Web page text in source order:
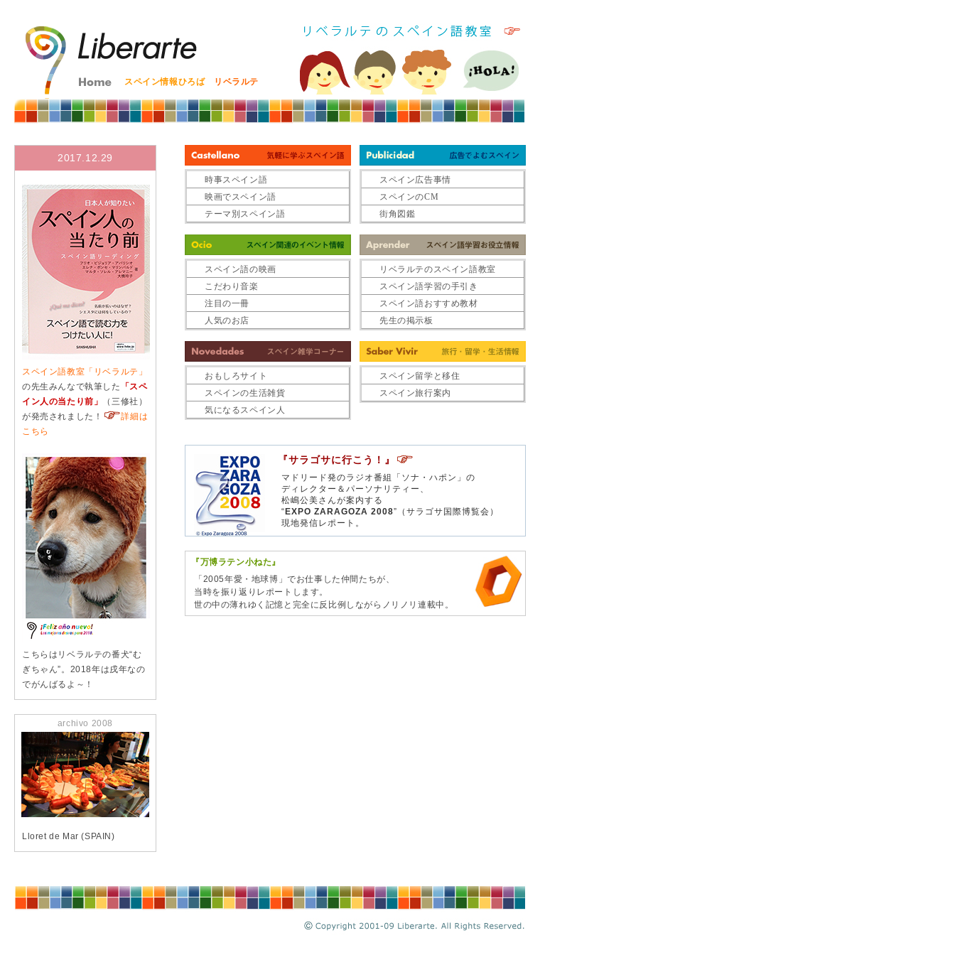
スペイン情報ひろば リベラルテ
時事スペイン語
映画でスペイン語
テーマ別スペイン語
スペイン広告事情
スペインのCM
街角図鑑
スペイン語の映画
こだわり音楽
注目の一冊
人気のお店
リベラルテのスペイン語教室
スペイン語学習の手引き
スペイン語おすすめ教材
先生の掲示板
おもしろサイト
スペインの生活雑貨
気になるスペイン人
スペイン留学と移住
スペイン旅行案内
『サラゴサに行こう！』
マドリード発のラジオ番組「ソナ・ハポン」の
ディレクター＆パーソナリティー、
松嶋公美さんが案内する
“ EXPO ZARAGOZA 2008”（サラゴサ国際博覧会）
現地発信レポート。
『万博ラテン小ねた』
「2005年愛・地球博」でお仕事した仲間たちが、
当時を振り返りレポートします。
世の中の薄れゆく記憶と完全に反比例しながらノリノリ連載中。
2017.12.29
スペイン語教室「リベラルテ」
の先生みんなで執筆した
「スペ
イン人の当たり前」
（三修社）
が発売されました！
詳細は
こちら
こちらはリベラルテの番犬“む
ぎちゃん”。2018年は戌年なの
でがんばるよ～！
archivo 2008
Lloret de Mar (SPAIN)